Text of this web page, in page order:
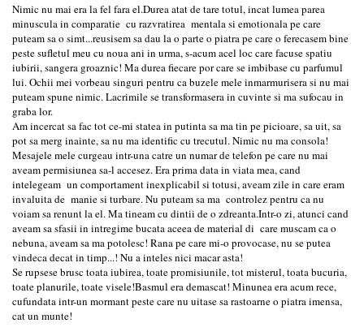
Nimic nu mai era la fel fara el.Durea atat de tare totul, incat lumea parea
minuscula in comparatie cu razvratirea mentala si emotionala pe care
puteam sa o simt...reusisem sa dau la o parte o piatra pe care o ferecasem bine
peste sufletul meu cu noua ani in urma, s-acum acel loc care facuse spatiu
iubirii, sangera groaznic! Ma durea fiecare por care se imbibase cu parfumul
lui. Ochii mei vorbeau singuri pentru ca buzele mele inmarmurisera si nu mai
puteam spune nimic. Lacrimile se transformasera in cuvinte si ma sufocau in
graba lor.
Am incercat sa fac tot ce-mi statea in putinta sa ma tin pe picioare, sa uit, sa
pot sa merg inainte, sa nu ma identific cu trecutul. Nimic nu ma consola!
Mesajele mele curgeau intr-una catre un numar de telefon pe care nu mai
aveam permisiunea sa-l accesez. Era prima data in viata mea, cand
intelegeam un comportament inexplicabil si totusi, aveam zile in care eram
invaluita de manie si turbare. Nu puteam sa ma controlez pentru ca nu
voiam sa renunt la el. Ma tineam cu dintii de o zdreanta.Intr-o zi, atunci cand
aveam sa sfasii in intregime bucata aceea de material di care muscam ca o
nebuna, aveam sa ma potolesc! Rana pe care mi-o provocase, nu se putea
vindeca decat in timp...! Nu a inteles nici macar asta!
Se rupsese brusc toata iubirea, toate promisiunile, tot misterul, toata bucuria,
toate planurile, toate visele!Basmul era demascat! Minunea era acum rece,
cufundata intr-un mormant peste care nu uitase sa rastoarne o piatra imensa,
cat un munte!